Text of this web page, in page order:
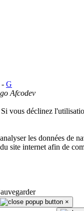
- G
Afcodev
vous déclinez
les données de
site internet afin de
×